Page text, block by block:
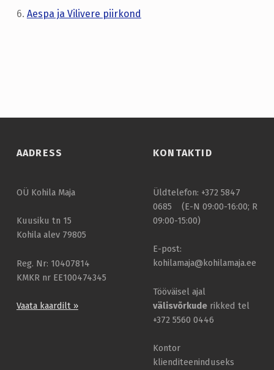
6. Aespa ja Vilivere piirkond
AADRESS
OÜ Kohila Maja
Kuusiku tn 15
Kohila alev 79805
Reg. Nr: 10407814
KMKR nr EE100474345
Vaata kaardilt »
KONTAKTID
Üldtelefon: +372 5847
0685 (E-N 09:00-16:00; R
09:00-15:00)
E-post:
kohilamaja@kohilamaja.ee
Tööväisel ajal
välisvõrkuderikked tel
+372 5560 0446
Kontor
klienditeeninduseks